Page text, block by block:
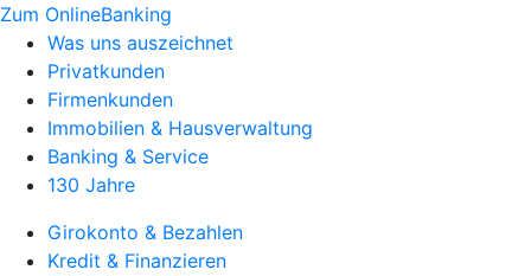
Zum OnlineBanking
Was uns auszeichnet
Privatkunden
Firmenkunden
Immobilien & Hausverwaltung
Banking & Service
130 Jahre
Girokonto & Bezahlen
Kredit & Finanzieren